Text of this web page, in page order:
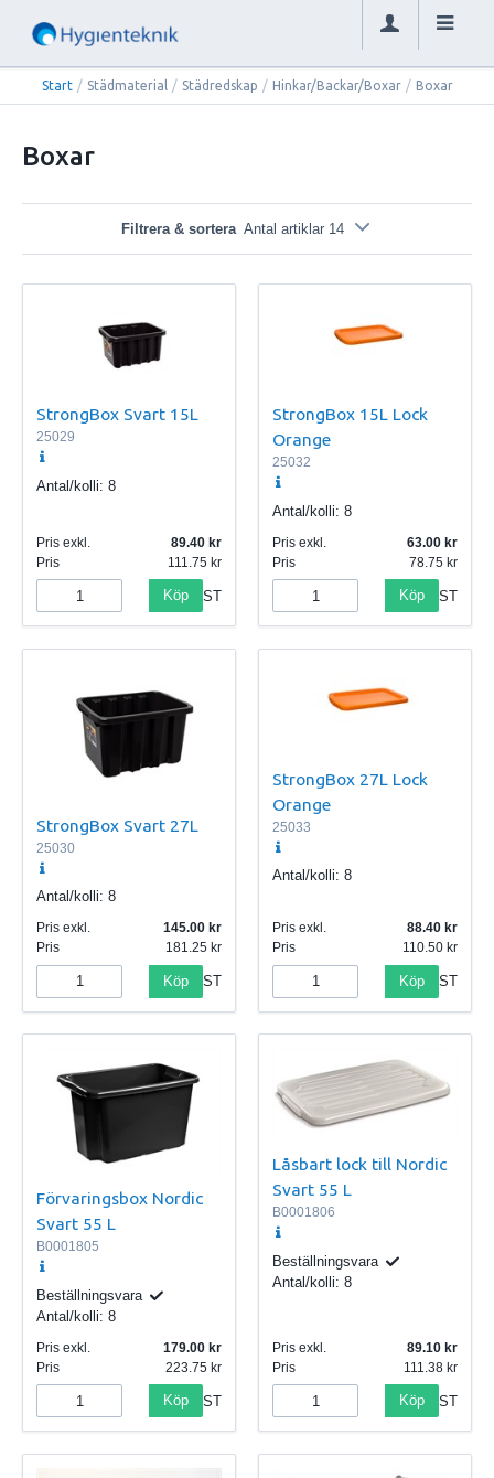
Start / Städmaterial / Städredskap / Hinkar/Backar/Boxar / Boxar
Boxar
Filtrera & sortera Antal artiklar 14
StrongBox Svart 15L
25029
Antal/kolli: 8
Pris exkl.
89.40
Pris
111.75
Köp ST
StrongBox 15L Lock
Orange
25032
Antal/kolli: 8
Pris exkl.
63.00
Pris
78.75
Köp ST
StrongBox Svart 27L
25030
Antal/kolli: 8
Pris exkl.
145.00
Pris
181.25
Köp ST
StrongBox 27L Lock
Orange
25033
Antal/kolli: 8
Pris exkl.
88.40
Pris
110.50
Köp ST
Förvaringsbox Nordic
Svart 55 L
B0001805
Beställningsvara
Antal/kolli: 8
Pris exkl.
179.00
Pris
223.75
Köp ST
Låsbart lock till Nordic
Svart 55 L
B0001806
Beställningsvara
Antal/kolli: 8
Pris exkl.
89.10
Pris
111.38
Köp ST